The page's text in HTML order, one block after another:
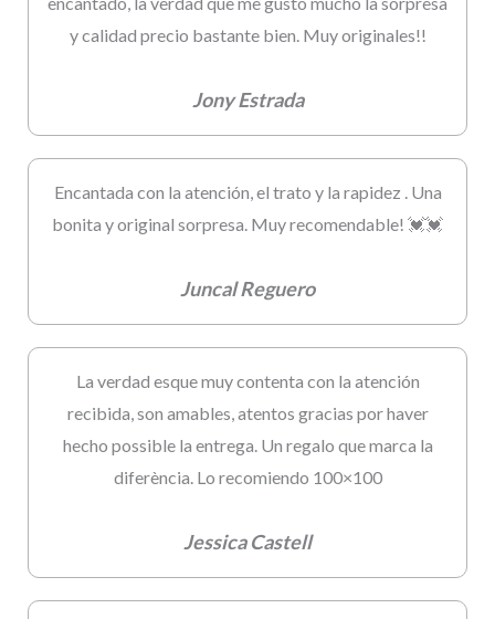
y calidad precio bastante bien. Muy originales!!
Jony Estrada
Encantada con la atención, el trato y la rapidez . Una
bonita y original sorpresa. Muy recomendable! 💓💓
Juncal Reguero
La verdad esque muy contenta con la atención
recibida, son amables, atentos gracias por haver
hecho possible la entrega. Un regalo que marca la
diferència. Lo recomiendo 100×100
Jessica Castell